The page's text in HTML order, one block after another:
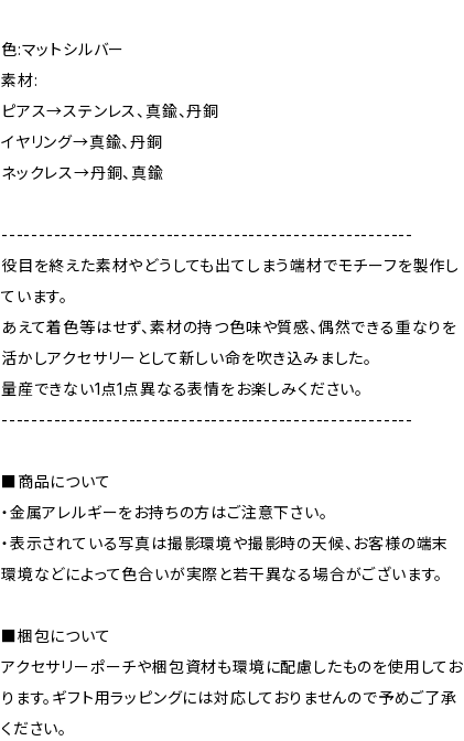
色:マットシルバー
素材:
ピアス→ステンレス、真鍮、丹銅
イヤリング→真鍮、丹銅
ネックレス→丹銅、真鍮
-------------------------------------------------------
役目を終えた素材やどうしても出てしまう端材でモチーフを製作し
ています。
あえて着色等はせず、素材の持つ色味や質感、偶然できる重なりを
活かしアクセサリーとして新しい命を吹き込みました。
量産できない1点1点異なる表情をお楽しみください。
-------------------------------------------------------
■商品について
・金属アレルギーをお持ちの方はご注意下さい。
・表示されている写真は撮影環境や撮影時の天候、お客様の端末
環境などによって色合いが実際と若干異なる場合がございます。
■梱包について
アクセサリーポーチや梱包資材も環境に配慮したものを使用してお
ります。ギフト用ラッピングには対応しておりませんので予めご了承
ください。